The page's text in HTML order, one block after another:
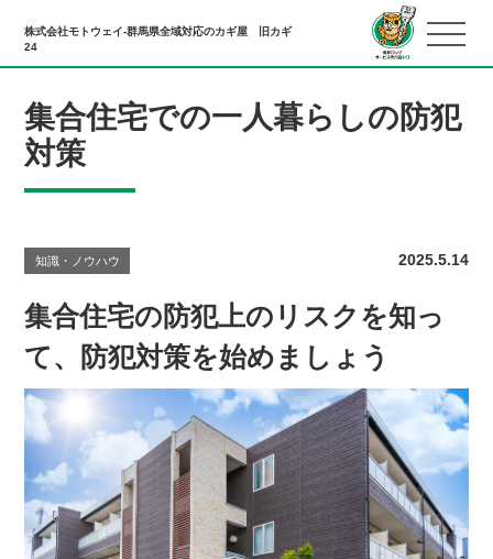
株式会社モトウェイ-群馬県全域対応のカギ屋 旧カギ
24
集合住宅での一人暮らしの防犯
対策
知識・ノウハウ 2025.5.14
集合住宅の防犯上のリスクを知っ
て、防犯対策を始めましょう